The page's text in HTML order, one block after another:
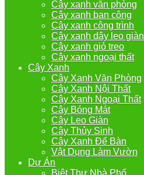
Cây xanh văn phòng
Cây xanh ban công
Cây xanh công trình
Cây xanh dây leo giàn
Cây xanh giỏ treo
Cây xanh ngoại thất
Cây Xanh
Cây Xanh Văn Phòng
Cây Xanh Nội Thất
Cây Xanh Ngoại Thất
Cây Bóng Mát
Cây Leo Giàn
Cây Thủy Sinh
Cây Xanh Để Bàn
Vật Dụng Làm Vườn
Dự Án
Biệt Thự Nhà Phố